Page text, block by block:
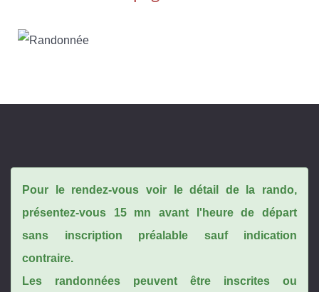
Pour le rendez-vous voir le détail de la rando,
présentez-vous 15 mn avant l'heure de départ
sans inscription préalable sauf indication
contraire.
Les randonnées peuvent être inscrites ou